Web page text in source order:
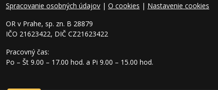
Spracovanie osobných údajov | O cookies | Nastavenie cookies
OR v Prahe, sp. zn. B 28879
IČO 21623422, DIČ CZ21623422
Pracovný čas:
Po – Št 9.00 – 17.00 hod. a Pi 9.00 – 15.00 hod.